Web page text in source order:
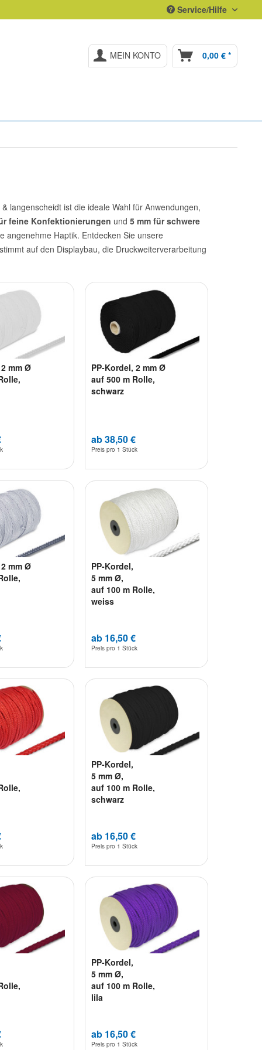
Service/Hilfe
MEIN KONTO 0,00 € *
langenscheidt ist die ideale Wahl für Anwendungen,
feine Konfektionierungen und 5 mm für schwere
angenehme Haptik. Entdecken Sie unsere
auf den Displaybau, die Druckweiterverarbeitung
mm Ø
PP-Kordel, 2 mm Ø
auf 500 m Rolle,
schwarz
ab 38,50 €
Preis pro 1 Stück
mm Ø
PP-Kordel,
5 mm Ø,
auf 100 m Rolle,
weiss
ab 16,50 €
Preis pro 1 Stück
PP-Kordel,
5 mm Ø,
auf 100 m Rolle,
schwarz
ab 16,50 €
Preis pro 1 Stück
PP-Kordel,
5 mm Ø,
auf 100 m Rolle,
lila
ab 16,50 €
Preis pro 1 Stück